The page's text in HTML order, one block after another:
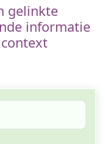
gelinkte
informatie